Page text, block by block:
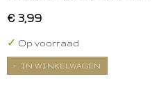
€ 3,99
✓ Op voorraad
IN WINKELWAGEN